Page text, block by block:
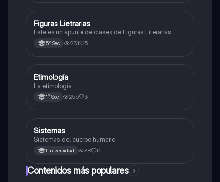
Otros
Figuras Lietrarias
Este es un apunte de clases de Figuras Literarias
5° Sec 231 5
Otros
Etimología
La etimología
1° Sec 256 3
SOtros
Sistemas
Sistemas del cuerpo humano
Universidad 38 0
Contenidos más populares 9